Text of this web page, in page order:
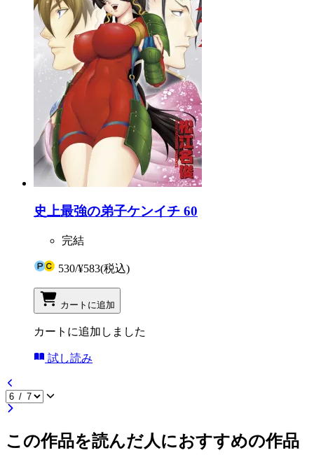
史上最強の弟子ケンイチ 60
完結
530/¥583(税込)
カートに追加
カートに追加しました
試し読み
この作品を読んだ人におすすめの作品